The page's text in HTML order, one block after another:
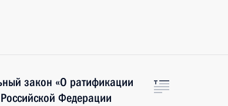
закон «О ратификации
Федерации